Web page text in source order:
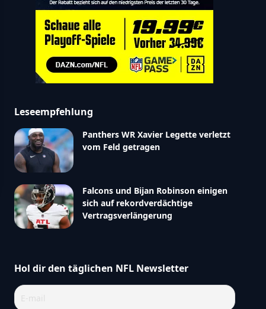
Leseempfehlung
Panthers WR Xavier Legette verletzt
vom Feld getragen
Falcons und Bijan Robinson einigen
sich auf rekordverdächtige
Vertragsverlängerung
Hol dir den täglichen NFL Newsletter